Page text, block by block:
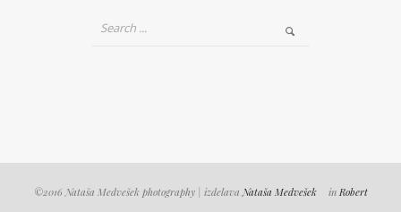
©2016 Nataša Medvešek photography | izdelavaNataša Medvešek in Robert